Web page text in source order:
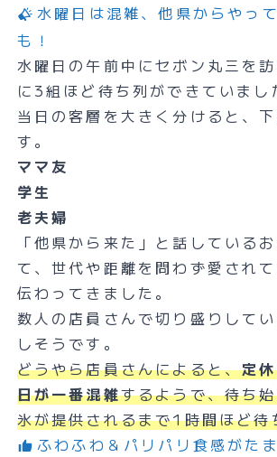
水曜日は混雑、他県からやっ
も！
水曜日の午前中にセボン丸三を
に3組ほど待ち列ができていまし
当日の客層を大きく分けると、
す。
ママ友
学生
老夫婦
「他県から来た」と話している
て、世代や距離を問わず愛され
伝わってきました。
数人の店員さんで切り盛りして
しそうです。
どうやら店員さんによると、定
日が一番混雑するようで、待ち
氷が提供されるまで1時間ほど待
ふわふわ＆パリパリ食感がた